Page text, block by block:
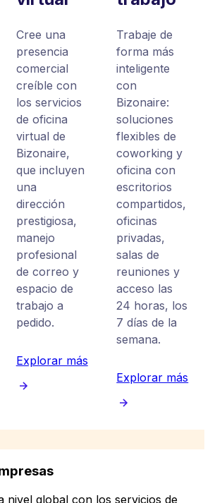
Cree una
presencia
comercial
creíble con
los servicios
de oficina
virtual de
Bizonaire,
que incluyen
una
dirección
prestigiosa,
manejo
profesional
de correo y
espacio de
trabajo a
pedido.
Explorar más
Trabaje de
forma más
inteligente
con
Bizonaire:
soluciones
flexibles de
coworking y
oficina con
escritorios
compartidos,
oficinas
privadas,
salas de
reuniones y
acceso las
24 horas, los
7 días de la
semana.
Explorar más
nivel global con los servicios de